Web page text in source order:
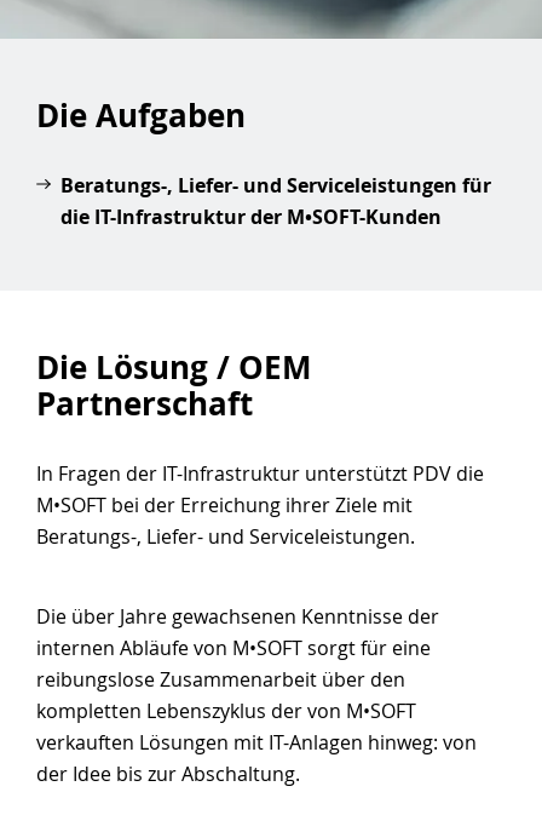
Die Aufgaben
Beratungs-, Liefer- und Serviceleistungen für
die IT-Infrastruktur der M•SOFT-Kunden
Die Lösung / OEM
Partnerschaft
In Fragen der IT-Infrastruktur unterstützt PDV die
M•SOFT bei der Erreichung ihrer Ziele mit
Beratungs-, Liefer- und Serviceleistungen.
Die über Jahre gewachsenen Kenntnisse der
internen Abläufe von M•SOFT sorgt für eine
reibungslose Zusammenarbeit über den
kompletten Lebenszyklus der von M•SOFT
verkauften Lösungen mit IT-Anlagen hinweg: von
der Idee bis zur Abschaltung.